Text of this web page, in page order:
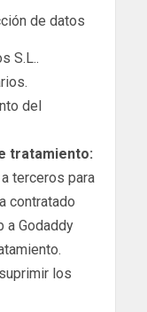
de datos
S.L..
del
tratamiento:
terceros para
contratado
a Godaddy
los